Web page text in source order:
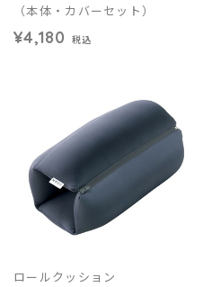
（本体・カバーセット）
¥4,180 税込
ロールクッション